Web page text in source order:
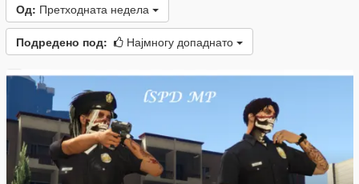
Од: Претходната недела
Подредено под: Најмногу допаднато